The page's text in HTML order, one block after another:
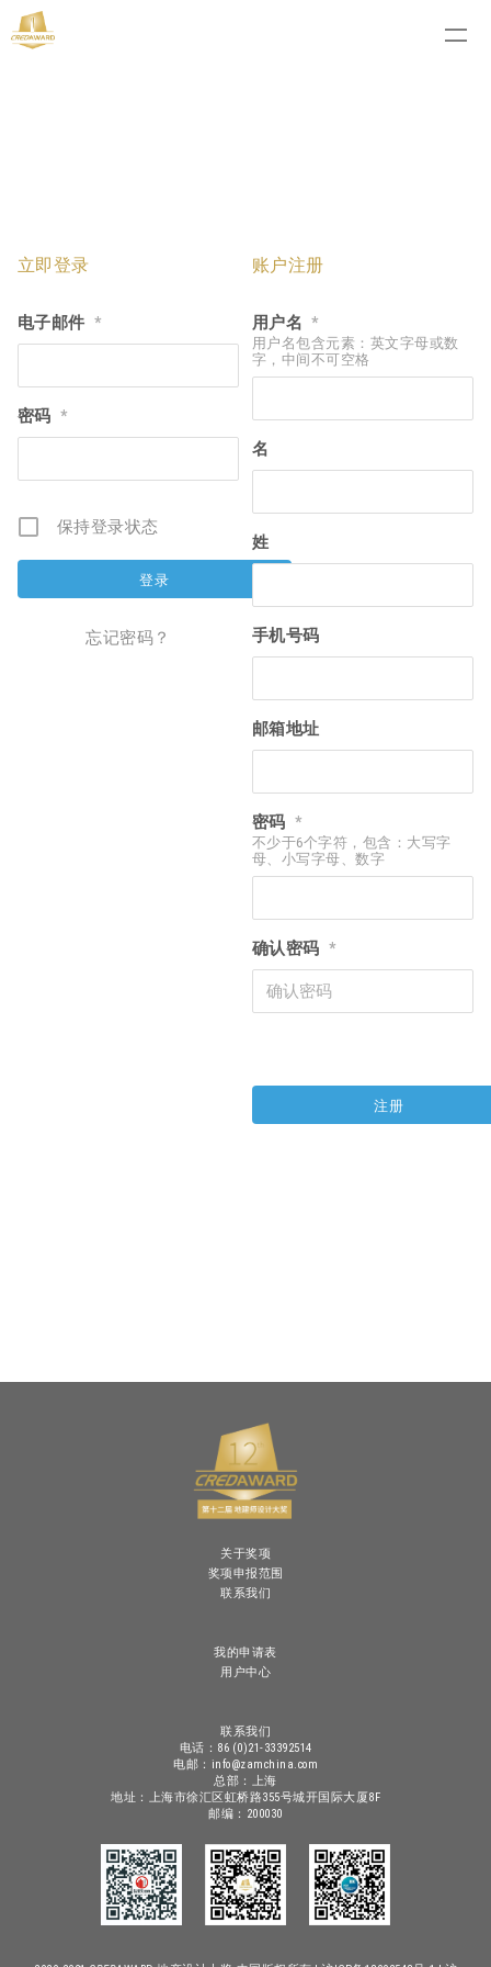
立即登录
电子邮件 *
密码 *
保持登录状态
忘记密码？
账户注册
用户名 *
用户名包含元素：英文字母或数
字，中间不可空格
名
姓
手机号码
邮箱地址
密码 *
不少于6个字符，包含：大写字
母、小写字母、数字
确认密码 *
关于奖项
奖项申报范围
联系我们
我的申请表
用户中心
联系我们
电话：86 (0)21-33392514
电邮：info@zamchina.com
总部：上海
地址：上海市徐汇区虹桥路355号城开国际大厦8F
邮编：200030